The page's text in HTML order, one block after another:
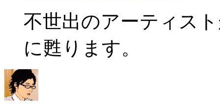
不世出のアーティス
に甦ります。